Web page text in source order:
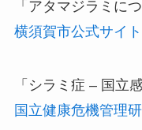
「アタマジラミに
横須賀市公式サイ
「シラミ症 – 国立
国立健康危機管理